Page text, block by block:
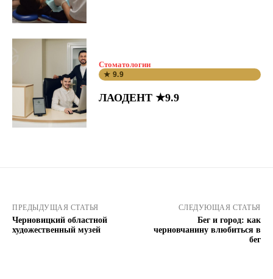
Стоматологии
★ 9.9
ЛАОДЕНТ ★9.9
ПРЕДЫДУЩАЯ СТАТЬЯ
Черновицкий областной
художественный музей
СЛЕДУЮЩАЯ СТАТЬЯ
Бег и город: как
черновчанину влюбиться в
бег